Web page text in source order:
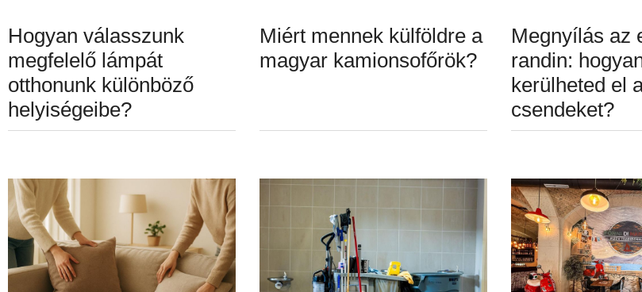
Hogyan válasszunk
megfelelő lámpát
otthonunk különböző
helyiségeibe?
Miért mennek külföldre a
magyar kamionsofőrök?
Megnyílás az
randin:
kerülheted el
csendeket?